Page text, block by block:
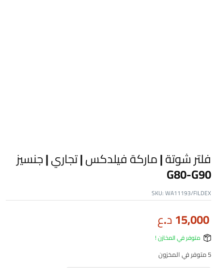
فلتر شوتة | ماركة فيلدكس | تجاري | جنسيز
G80-G90
SKU:WA11193/FILDEX
15,000د.ع
متوفر في المخازن !
5 متوفر في المخزون